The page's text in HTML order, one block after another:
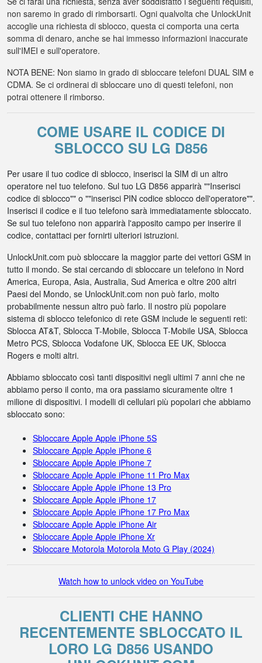
non saremo in grado di rimborsarti. Ogni qualvolta che UnlockUnit
accoglie una richiesta di sblocco, questa ci comporta una certa
somma di denaro, anche se hai immesso informazioni inaccurate
sull'IMEI e sull'operatore.
NOTA BENE: Non siamo in grado di sbloccare telefoni DUAL SIM e
CDMA. Se ci ordinerai di sbloccare uno di questi telefoni, non
potrai ottenere il rimborso.
COME USARE IL CODICE DI
SBLOCCO SU LG D856
Per usare il tuo codice di sblocco, inserisci la SIM di un altro
operatore nel tuo telefono. Sul tuo LG D856 apparirà ""Inserisci
codice di sblocco"" o ""inserisci PIN codice sblocco dell'operatore"".
Inserisci il codice e il tuo telefono sarà immediatamente sbloccato.
Se sul tuo telefono non apparirà l'apposito campo per inserire il
codice, contattaci per fornirti ulteriori istruzioni.
UnlockUnit.com può sbloccare la maggior parte dei vettori GSM in
tutto il mondo. Se stai cercando di sbloccare un telefono in Nord
America, Europa, Asia, Australia, Sud America e oltre 200 altri
Paesi del Mondo, se UnlockUnit.com non può farlo, molto
probabilmente nessun altro può farlo. Il nostro più popolare
sistema di sblocco telefonico di rete GSM include le seguenti reti:
Sblocca AT&T, Sblocca T-Mobile, Sblocca T-Mobile USA, Sblocca
Metro PCS, Sblocca Vodafone UK, Sblocca EE UK, Sblocca
Rogers e molti altri.
Abbiamo sbloccato così tanti dispositivi negli ultimi 7 anni che ne
abbiamo perso il conto, ma ora passiamo sicuramente oltre 1
milione di dispositivi. I modelli di cellulari più popolari che abbiamo
sbloccato sono:
Sbloccare Apple Apple iPhone 5S
Sbloccare Apple Apple iPhone 6
Sbloccare Apple Apple iPhone 7
Sbloccare Apple Apple iPhone 11 Pro Max
Sbloccare Apple Apple iPhone 13 Pro
Sbloccare Apple Apple iPhone 17
Sbloccare Apple Apple iPhone 17 Pro Max
Sbloccare Apple Apple iPhone Air
Sbloccare Apple Apple iPhone Xr
Sbloccare Motorola Motorola Moto G Play (2024)
Watch how to unlock video on YouTube
CLIENTI CHE HANNO
RECENTEMENTE SBLOCCATO IL
LORO LG D856 USANDO